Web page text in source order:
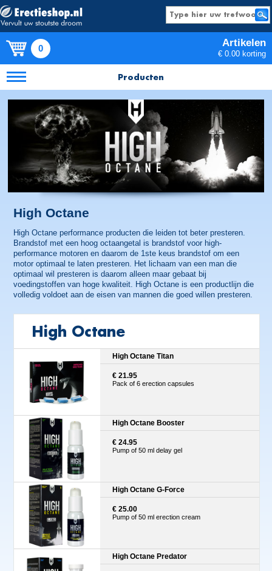
0 Artikelen
€ 0.00 korting
Producten
High Octane
High Octane performance producten die leiden tot beter presteren.
Brandstof met een hoog octaangetal is brandstof voor high-
performance motoren en daarom de 1ste keus brandstof om een
motor optimaal te laten presteren. Het lichaam van een man die
optimaal wil presteren is daarom alleen maar gebaat bij
voedingstoffen van hoge kwaliteit. High Octane is een productlijn die
volledig voldoet aan de eisen van mannen die goed willen presteren.
High Octane
High Octane Titan
€ 21.95
Pack of 6 erection capsules
High Octane Booster
€ 24.95
Pump of 50 ml delay gel
High Octane G-Force
€ 25.00
Pump of 50 ml erection cream
High Octane Predator